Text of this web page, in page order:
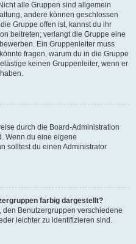
alle Gruppen sind allgemein
andere können geschlossen
Gruppe offen ist, kannst du ihr
beitreten; verlangt die Gruppe eine
Ein Gruppenleiter muss
fragen, warum du in die Gruppe
keinen Gruppenleiter, wenn er
durch die Board-Administration
Wenn du eine eigene
solltest du einen Administrator
farbig dargestellt?
den Benutzergruppen verschiedene
leichter zu identifizieren sind.